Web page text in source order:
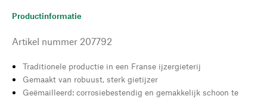
Productinformatie
Artikel nummer 207792
Traditionele productie in een Franse ijzergieterij
Gemaakt van robuust, sterk gietijzer
Geëmailleerd: corrosiebestendig en gemakkelijk schoon te